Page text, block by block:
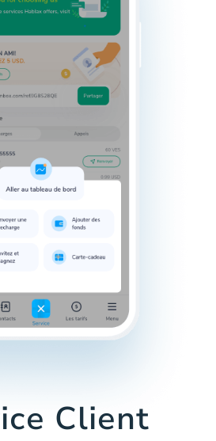
Client